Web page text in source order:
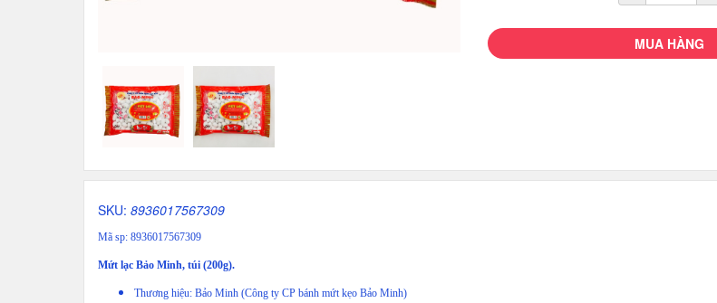
MUA HÀNG
SKU: 8936017567309
Mã sp: 8936017567309
Mứt lạc Bảo Minh, túi (200g).
Thương hiệu: Bảo Minh (Công ty CP bánh mứt kẹo Bảo Minh)